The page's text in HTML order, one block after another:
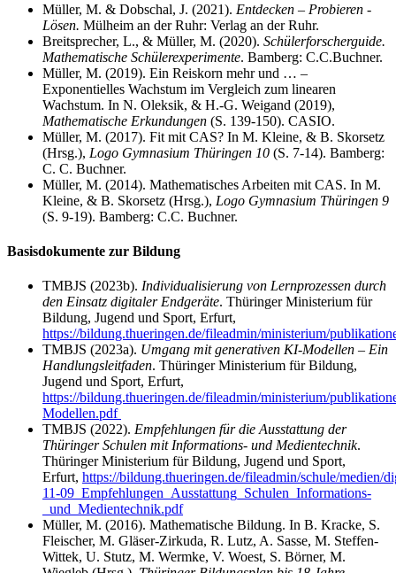
Müller, M. & Dobschal, J. (2021). Entdecken – Probieren -
Lösen. Mülheim an der Ruhr: Verlag an der Ruhr.
Breitsprecher, L., & Müller, M. (2020). Schülerforscherguide.
Mathematische Schülerexperimente. Bamberg: C.C.Buchner.
Müller, M. (2019). Ein Reiskorn mehr und … –
Exponentielles Wachstum im Vergleich zum linearen
Wachstum. In N. Oleksik, & H.-G. Weigand (2019),
Mathematische Erkundungen (S. 139-150). CASIO.
Müller, M. (2017). Fit mit CAS? In M. Kleine, & B. Skorsetz
(Hrsg.), Logo Gymnasium Thüringen 10 (S. 7-14). Bamberg:
C. C. Buchner.
Müller, M. (2014). Mathematisches Arbeiten mit CAS. In M.
Kleine, & B. Skorsetz (Hrsg.), Logo Gymnasium Thüringen 9
(S. 9-19). Bamberg: C.C. Buchner.
Basisdokumente zur Bildung
TMBJS (2023b). Individualisierung von Lernprozessen durch
den Einsatz digitaler Endgeräte. Thüringer Ministerium für
Bildung, Jugend und Sport, Erfurt,
https://bildung.thueringen.de/fileadmin/ministerium/
TMBJS (2023a). Umgang mit generativen KI-Modellen – Ein
Handlungsleitfaden. Thüringer Ministerium für Bildung,
Jugend und Sport, Erfurt,
https://bildung.thueringen.de/fileadmin/ministerium/
Modellen.pdf
TMBJS (2022). Empfehlungen für die Ausstattung der
Thüringer Schulen mit Informations- und Medientechnik.
Thüringer Ministerium für Bildung, Jugend und Sport,
Erfurt, https://bildung.thueringen.de/fileadmin/schule/medien/
11-09_Empfehlungen_Ausstattung_Schulen_Informations-
_und_Medientechnik.pdf
Müller, M. (2016). Mathematische Bildung. In B. Kracke, S.
Fleischer, M. Gläser-Zirkuda, R. Lutz, A. Sasse, M. Steffen-
Wittek, U. Stutz, M. Wermke, V. Woest, S. Börner, M.